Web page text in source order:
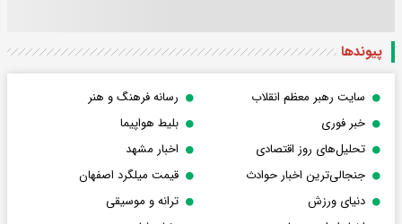
پیوندها
سایت رهبر معظم انقلاب
رسانه فرهنگ و هنر
خبر فوری
بلیط هواپیما
تحلیل‌های روز اقتصادی
اخبار مشهد
جنجالی‌ترین اخبار حوادث
قیمت میلگرد اصفهان
دنیای ورزش
ترانه و موسیقی